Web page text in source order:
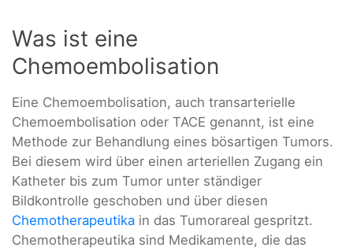
Was ist eine
Chemoembolisation
Eine Chemoembolisation, auch transarterielle
Chemoembolisation oder TACE genannt, ist eine
Methode zur Behandlung eines bösartigen Tumors.
Bei diesem wird über einen arteriellen Zugang ein
Katheter bis zum Tumor unter ständiger
Bildkontrolle geschoben und über diesen
Chemotherapeutika in das Tumorareal gespritzt.
Chemotherapeutika sind Medikamente, die das